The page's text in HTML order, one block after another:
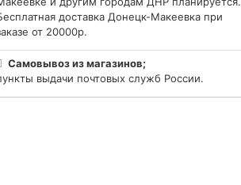
доставка Донецк-Макеевка при
от 20000р.
Самовывоз из магазинов;
выдачи почтовых служб России.